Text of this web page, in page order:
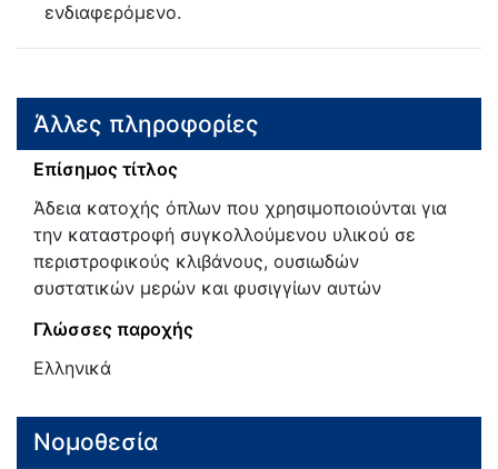
ενδιαφερόμενο.
Άλλες πληροφορίες
Επίσημος τίτλος
Άδεια κατοχής όπλων που χρησιμοποιούνται για
την καταστροφή συγκολλούμενου υλικού σε
περιστροφικούς κλιβάνους, ουσιωδών
συστατικών μερών και φυσιγγίων αυτών
Γλώσσες παροχής
Ελληνικά
Νομοθεσία